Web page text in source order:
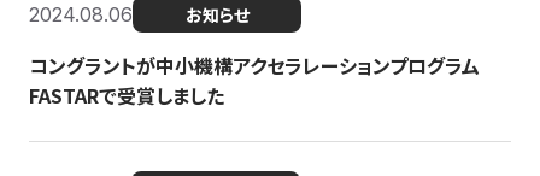
2024.08.06 お知らせ
コングラントが中小機構アクセラレーションプログラム
FASTARで受賞しました